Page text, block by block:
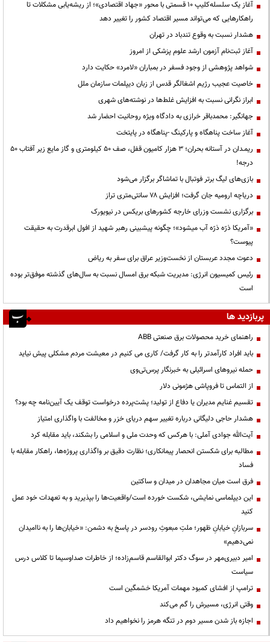
آغاز یک سلسله‌کلیپ ۱۰ قسمتی با محور «جهاد اقتصادی»؛ از ریشه‌یابی مشکلات تا
راهکارهایی که می‌تواند مسیر اقتصاد کشور را تغییر دهد
هشدار نسبت به وقوع تندباد در تهران
آغاز ثبت‌نام آزمون ارشد علوم پزشکی از امروز
شواهد پژوهشی از وجود فسفر در بمباران «لامرد» حکایت دارد
خاصیت عجیب رژیم اشغالگر قدس از زبان دیپلمات سازمان ملل
ابراز نگرانی نسبت به افزایش غلط‌ها در نوشته‌های شهری
جهانگیر: محمدباقر خرازی به دادگاه ویژه روحانیت احضار شد
آغاز ساخت پناهگاه و پارکینگ -پناهگاه در پایتخت
ریمـدان در آستانه بحران؛ ۳ هزار کامیون قفل، صف ۵۰ کیلومتری و گاز مایع زیر آفتاب ۵۰
درجه!
بازی‌های لیگ برتر فوتبال با تماشاگر برگزار می‌شود
دریاچه ارومیه جان گرفت؛ افزایش ۷۸ سانتی‌متری تراز
برگزاری نشست وزرای خارجه کشورهای بریکس در نیویورک
«آمریکا ذرّه ذرّه آب میشود»؛ چگونه پیشبینی رهبر شهید از افول ابرقدرت به حقیقت
پیوست؟
دعوت مجدد عربستان از نخست‌وزیر عراق برای سفر به ریاض
رئیس کمیسیون انرژی: مدیریت شبکه برق امسال نسبت به سال‌های گذشته موفق‌تر بوده
است
پربازدید ها
راهنمای خرید محصولات برق صنعتی ABB
باید افراد کارآمدتر را به کار گرفت/ کاری می کنیم در معیشت مردم مشکلی پیش نیاید
حمله نیروهای اسرائیلی به خبرنگار پرس‌تی‌وی
از التماس تا فروپاشی هژمونی دلار
تقسیم غنایم مدیران یا دفاع از تولید؛ پشت‌پرده درخواست توقف یک آیین‌نامه چه بود؟
هشدار حاجی دلیگانی درباره تغییر سهم دریای خزر و مخالفت با واگذاری امتیاز
آیت‌الله جوادی آملی: با هرکس که وحدت ملی و اسلامی را بشکند، باید مقابله کرد
مطالبه برای شکستن انحصار پیمانکاری؛ نظارت دقیق بر واگذاری پروژه‌ها، راهکار مقابله با
فساد
فرق است میان مجاهدان در میدان و ساکتین
این دیپلماسی نمایشی، شکست خورده است/واقعیت‌ها را بپذیرید و به تعهدات خود عمل
کنید
سربازانِ خیابانِ ظهور؛ ملتِ مبعوثِ رودسر در پاسخ به دشمن: «خیابان‌ها را به ناامیدان
نمی‌دهیم»
امیر دبیری‌مهر در سوگ دکتر ابوالقاسم قاسم‌زاده؛ از خاطرات صداوسیما تا کلاس درس
سیاست
ترامپ از افشای کمبود مهمات آمریکا خشمگین است
وقتی انرژی، مسیرش را گم می‌کند
اجازه باز شدن مسیر دوم در تنگه هرمز را نخواهیم داد